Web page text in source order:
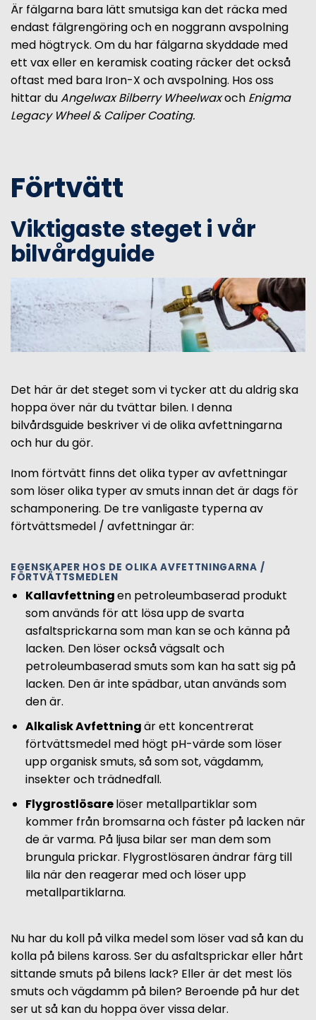
Är fälgarna bara lätt smutsiga kan det räcka med
endast fälgrengöring och en noggrann avspolning
med högtryck. Om du har fälgarna skyddade med
ett vax eller en keramisk coating räcker det också
oftast med bara Iron-X och avspolning. Hos oss
hittar duAngelwax Bilberry Wheelwaxoch Enigma
Legacy Wheel & Caliper Coating.
Förtvätt
Viktigaste steget i vår
bilvårdguide
Det här är det steget som vi tycker att du aldrig ska
hoppa över när du tvättar bilen. I denna
bilvårdsguide beskriver vi de olika avfettningarna
och hur du gör.
Inom förtvätt finns det olika typer av avfettningar
som löser olika typer av smuts innan det är dags för
schamponering. De tre vanligaste typerna av
förtvättsmedel / avfettningar är:
EGENSKAPER HOS DE OLIKA AVFETTNINGARNA /
FÖRTVÄTTSMEDLEN
Kallavfettningen petroleumbaserad produkt
som används för att lösa upp de svarta
asfaltsprickarna som man kan se och känna på
lacken. Den löser också vägsalt och
petroleumbaserad smuts som kan ha satt sig på
lacken. Den är inte spädbar, utan används som
den är.
Alkalisk Avfettningär ett koncentrerat
förtvättsmedel med högt pH-värde som löser
upp organisk smuts, så som sot, vägdamm,
insekter och trädnedfall.
Flygrostlösarelöser metallpartiklar som
kommer från bromsarna och fäster på lacken när
de är varma. På ljusa bilar ser man dem som
brungula prickar. Flygrostlösaren ändrar färg till
lila när den reagerar med och löser upp
metallpartiklarna.
Nu har du koll på vilka medel som löser vad så kan du
kolla på bilens kaross. Ser du asfaltsprickar eller hårt
sittande smuts på bilens lack? Eller är det mest lös
smuts och vägdamm på bilen? Beroende på hur det
ser ut så kan du hoppa över vissa delar.